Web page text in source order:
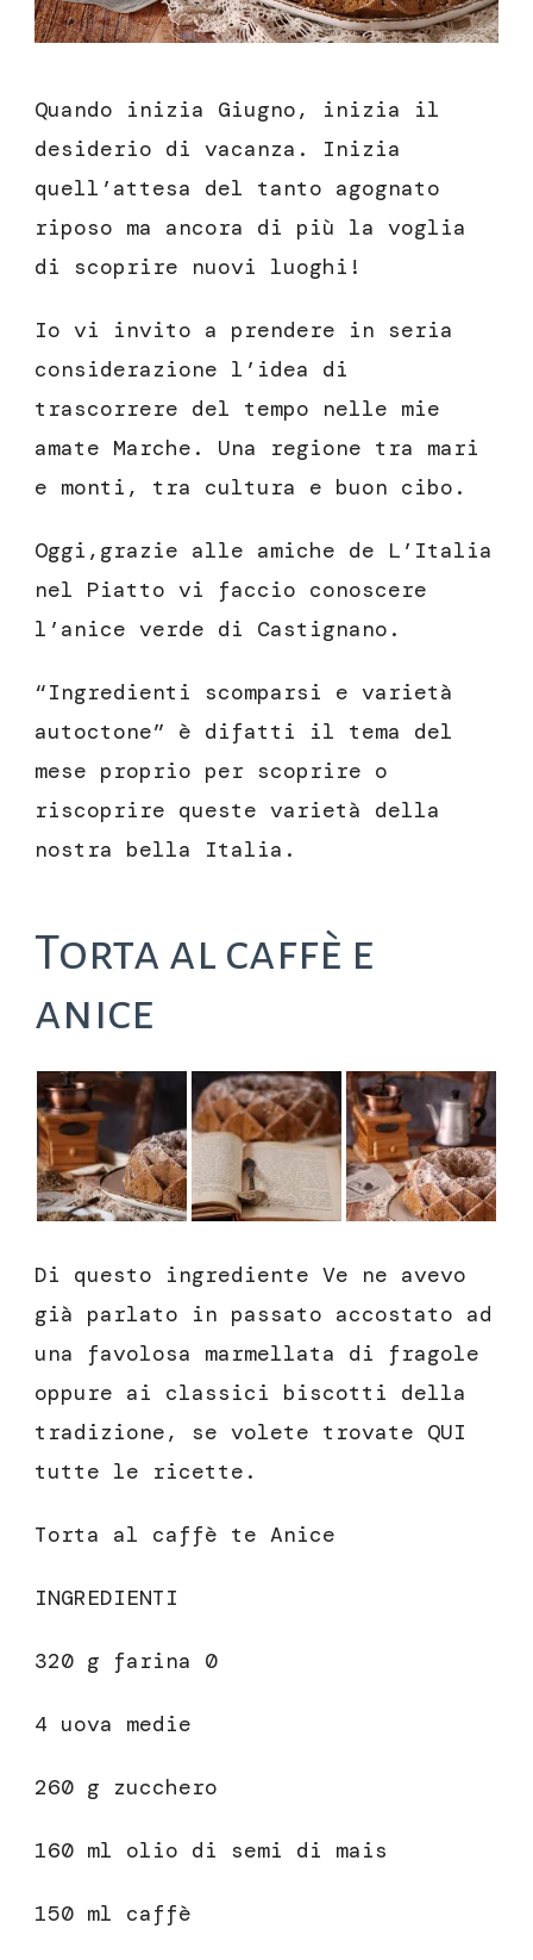
Quando inizia Giugno, inizia il
desiderio di vacanza. Inizia
quell’attesa del tanto agognato
riposo ma ancora di più la voglia
di scoprire nuovi luoghi!
Io vi invito a prendere in seria
considerazione l’idea di
trascorrere del tempo nelle mie
amate Marche. Una regione tra mari
e monti, tra cultura e buon cibo.
Oggi,grazie alle amiche de L’Italia
nel Piatto vi faccio conoscere
l’anice verde di Castignano.
“Ingredienti scomparsi e varietà
autoctone” è difatti il tema del
mese proprio per scoprire o
riscoprire queste varietà della
nostra bella Italia.
Torta al caffè e
anice
Di questo ingrediente Ve ne avevo
già parlato in passato accostato ad
una favolosa marmellata di fragole
oppure ai classici biscotti della
tradizione, se volete trovate QUI
tutte le ricette.
Torta al caffè te Anice
INGREDIENTI
320 g farina 0
4 uova medie
260 g zucchero
160 ml olio di semi di mais
150 ml caffè